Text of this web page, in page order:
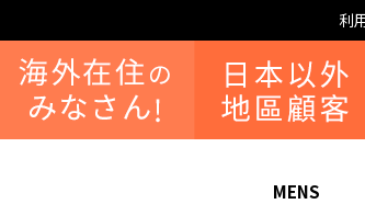
利
MENS